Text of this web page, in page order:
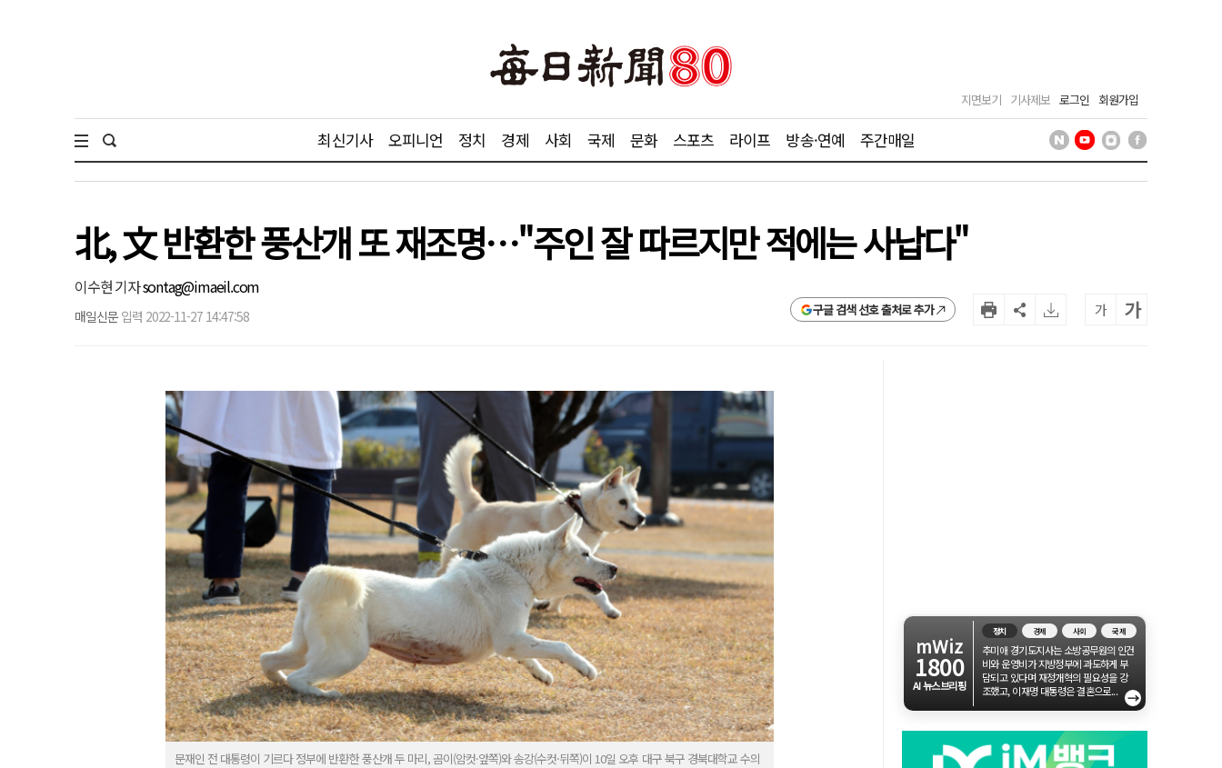
지면보기 기사제보 로그인 회원가입
최신기사 오피니언 정치 경제 사회 국제 문화 스포츠 라이프 방송·연예 주간매일
北, 文 반환한 풍산개 또 재조명…"주인 잘 따르지만 적에는 사납다"
이수현 기자sontag@imaeil.com
매일신문 입력 2022-11-27 14:47:58 구글 검색 선호 출처로 추가 가 가
문재인 전 대통령이 기르다 정부에 반환한 풍산개 두 마리, 곰이(암컷·앞쪽)와 송강(수컷·뒤쪽)이 10일 오후 대구 북구 경북대학교 수의
mWiz
1800
AI 뉴스브리핑
정치 경제 사회 국제
추미애 경기도지사는 소방공무원의 인건
비와 운영비가 지방정부에 과도하게 부
담되고 있다며 재정개혁의 필요성을 강
조했고, 이재명 대통령은 결혼으로...
→